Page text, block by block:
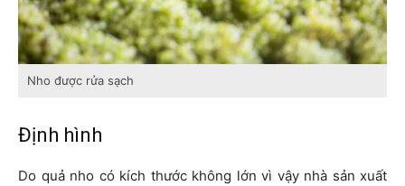
Nho được rửa sạch
Định hình
Do quả nho có kích thước không lớn vì vậy nhà sản xuất